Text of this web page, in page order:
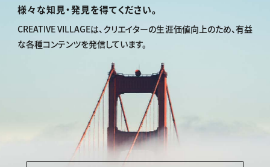
様々な知見・発見を得てください。
CREATIVE VILLAGEは、クリエイターの生涯価値向上のため、有益
な各種コンテンツを発信しています。